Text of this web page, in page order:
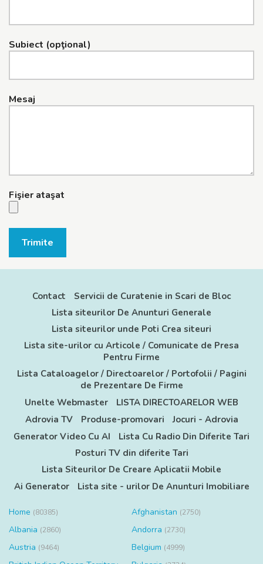
Subiect (opţional)
Mesaj
Fişier ataşat
Trimite
Contact
Servicii de Curatenie in Scari de Bloc
Lista siteurilor De Anunturi Generale
Lista siteurilor unde Poti Crea siteuri
Lista site-urilor cu Articole / Comunicate de Presa
Pentru Firme
Lista Cataloagelor / Directoarelor / Portofolii / Pagini
de Prezentare De Firme
Unelte Webmaster
LISTA DIRECTOARELOR WEB
Adrovia TV
Produse-promovari
Jocuri - Adrovia
Generator Video Cu AI
Lista Cu Radio Din Diferite Tari
Posturi TV din diferite Tari
Lista Siteurilor De Creare Aplicatii Mobile
Ai Generator
Lista site - urilor De Anunturi Imobiliare
Home (80385) Afghanistan (2750)
Albania (2860) Andorra (2730)
Austria (9464) Belgium (4999)